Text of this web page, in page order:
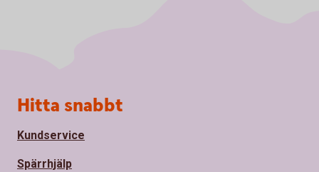
Sidfot
Hitta snabbt
Kundservice
Spärrhjälp